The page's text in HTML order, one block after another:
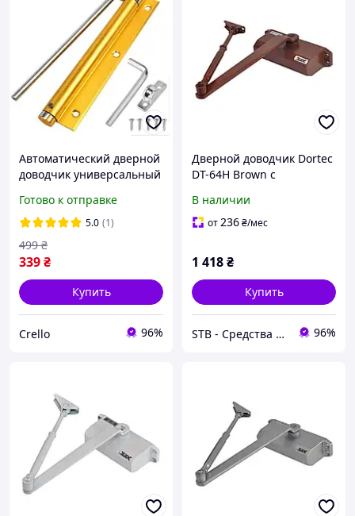
Автоматический дверной
доводчик универсальный
двери, металлический
(Золотой)
Готово к отправке
5.0 (1)
339₴
499 ₴
Купить
Crello 96%
Дверной доводчик Dortec
DT-64H Brown с
открытом положении (63-
00022)
В наличии
от236₴/мес
1 418₴
Купить
STB - Средства Технической Безопасности 96%